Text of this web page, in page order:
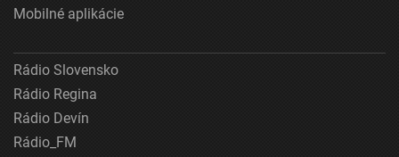
Mobilné aplikácie
Rádio Slovensko
Rádio Regina
Rádio Devín
Rádio_FM